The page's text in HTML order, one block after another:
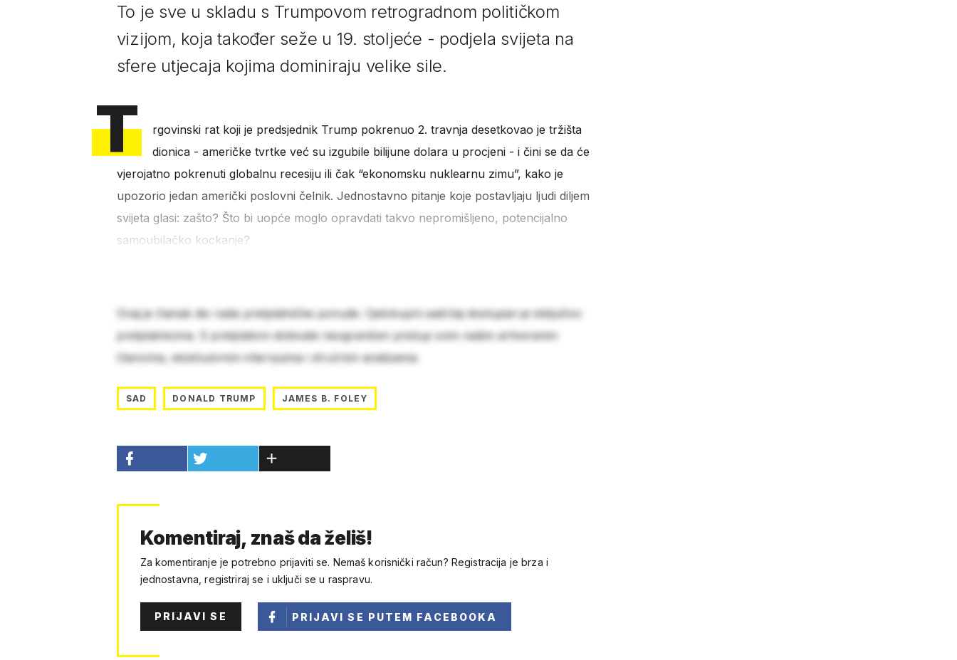
To je sve u skladu s Trumpovom retrogradnom političkom
vizijom, koja također seže u 19. stoljeće - podjela svijeta na
sfere utjecaja kojima dominiraju velike sile.
T
rgovinski rat koji je predsjednik Trump pokrenuo 2. travnja desetkovao je tržišta
dionica - američke tvrtke već su izgubile bilijune dolara u procjeni - i čini se da će
vjerojatno pokrenuti globalnu recesiju ili čak “ekonomsku nuklearnu zimu”, kako je
upozorio jedan američki poslovni čelnik. Jednostavno pitanje koje postavljaju ljudi diljem
svijeta glasi: zašto? Što bi uopće moglo opravdati takvo nepromišljeno, potencijalno
samoubilačko kockanje?
Ovaj je članak dio naše pretplatničke ponude. Cjelokupni sadržaj dostupan je isključivo
pretplatnicima. S pretplatom dobivate neograničen pristup svim našim arhiviranim
člancima, ekskluzivnim intervjuima i stručnim analizama.
SAD DONALD TRUMP JAMES B. FOLEY
Komentiraj, znaš da želiš!
Za komentiranje je potrebno prijaviti se. Nemaš korisnički račun? Registracija je brza i
jednostavna, registriraj se i uključi se u raspravu.
PRIJAVI SE PRIJAVI SE PUTEM FACEBOOKA